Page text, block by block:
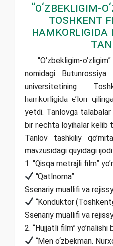
“O‘zbekligim-
Toshkent
hamkorligida
“O‘zbekligim-
nomidagi
universitetining
hamkorligida e’lon
yetdi. Tanlovga
bir nechta loyihalar kelib
Tanlov tashkiliy
mavzusidagi quyidagi
1. “Qisqa metrajli film”
“Qatlnoma”
Ssenariy muallifi va
“Konduktor
Ssenariy muallifi va
2. “Hujjatli film” yo’nalishi
“Men o‘zbekman.